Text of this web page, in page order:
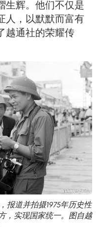
生辉。他们不仅是
人，以默默而富有
越通社的荣耀传
报道并拍摄1975年历史性
，实现国家统一。图自越